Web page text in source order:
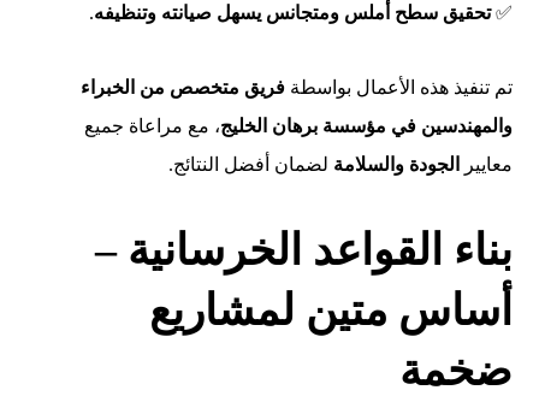
✅تحقيق سطح أملس ومتجانس يسهل صيانته وتنظيفه.
تم تنفيذ هذه الأعمال بواسطةفريق متخصص من الخبراء
والمهندسين في مؤسسة برهان الخليج، مع مراعاة جميع
معايير
الجودة والسلامة لضمان أفضل النتائج.
بناء القواعد الخرسانية –
أساس متين لمشاريع
ضخمة